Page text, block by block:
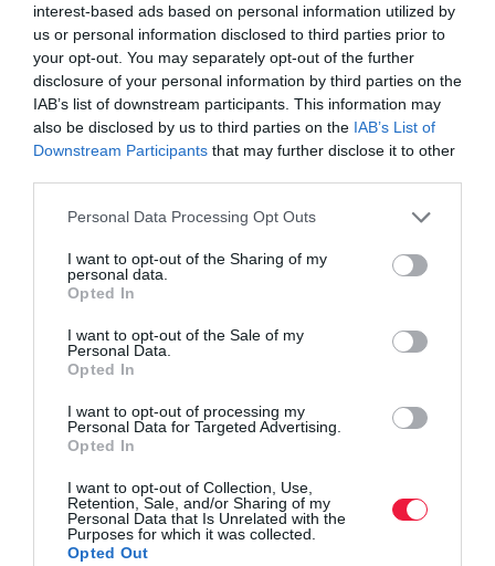
interest-based ads based on personal information utilized by
us or personal information disclosed to third parties prior to
your opt-out. You may separately opt-out of the further
disclosure of your personal information by third parties on the
IAB’s list of downstream participants. This information may
also be disclosed by us to third parties on the IAB’s List of
Downstream Participants that may further disclose it to other
Please note that this website/app uses one or more Google
not limited to your visit or usage behaviour. You may click to
grant or deny consent to Google and its third-party tags to
use your data for below specified purposes in below Google
consent section.
Personal Data Processing Opt Outs
I want to opt-out of the Sharing of my
personal data.
Opted In
I want to opt-out of the Sale of my
Personal Data.
Opted In
I want to opt-out of processing my
Personal Data for Targeted Advertising.
Opted In
I want to opt-out of Collection, Use,
Retention, Sale, and/or Sharing of my
Personal Data that Is Unrelated with the
Purposes for which it was collected.
Opted Out
ALBÉRLETÁRAK